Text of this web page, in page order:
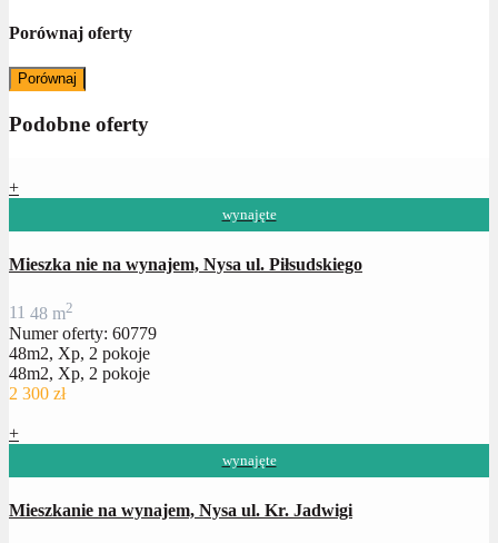
Porównaj oferty
Porównaj
Podobne oferty
+
wynajęte
Mieszka nie na wynajem, Nysa ul. Piłsudskiego
11 48 m2
Numer oferty: 60779
48m2, Xp, 2 pokoje
48m2, Xp, 2 pokoje
2 300 zł
+
wynajęte
Mieszkanie na wynajem, Nysa ul. Kr. Jadwigi